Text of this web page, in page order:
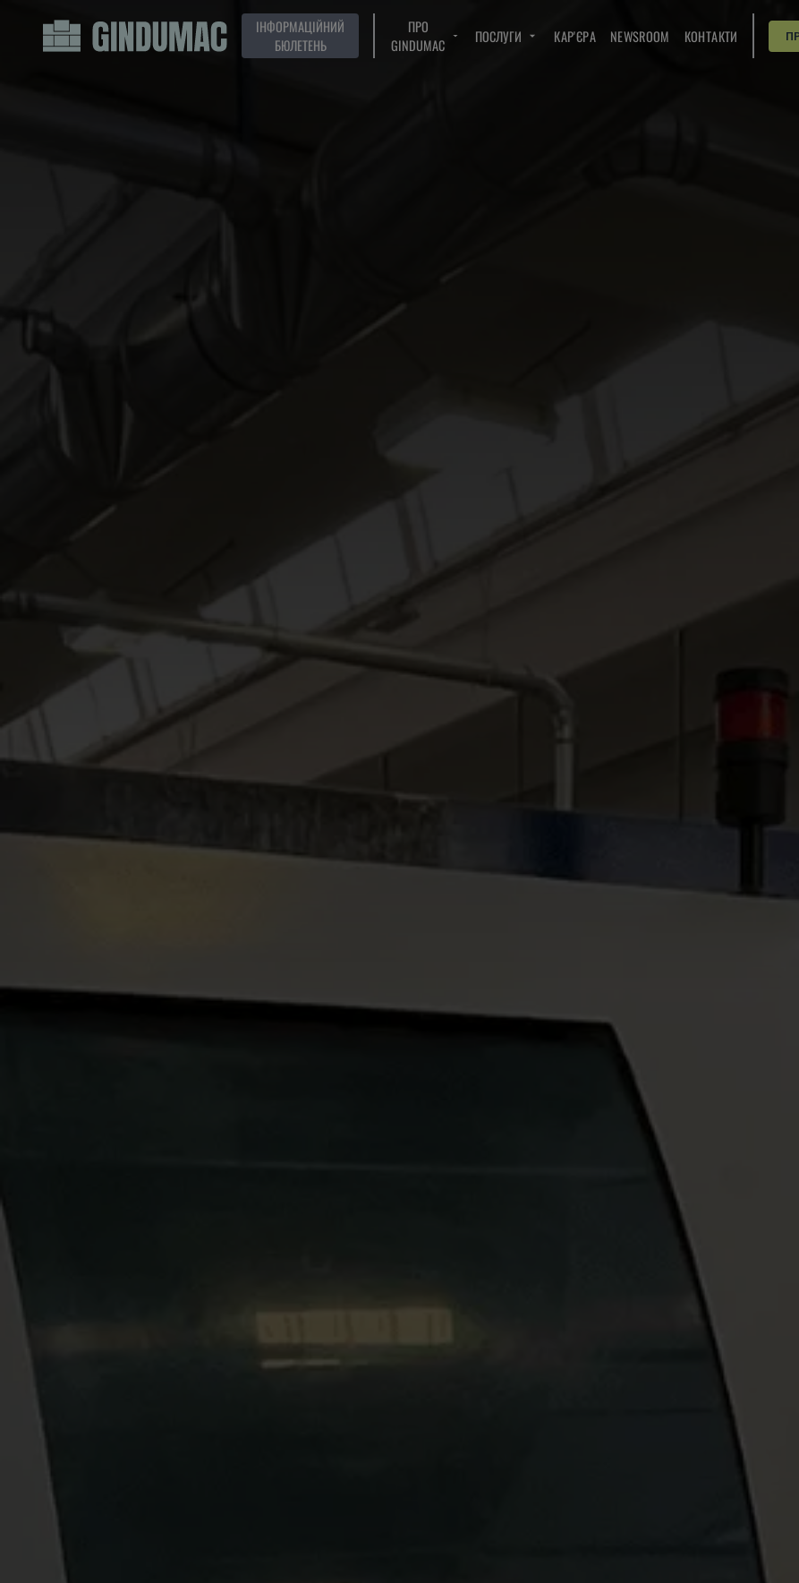
ІНФОРМАЦІЙНИЙ
БЮЛЕТЕНЬ
ПРО
GINDUMAC
ПОСЛУГИ КАР'ЄРА NEWSROOM КОНТАКТИ